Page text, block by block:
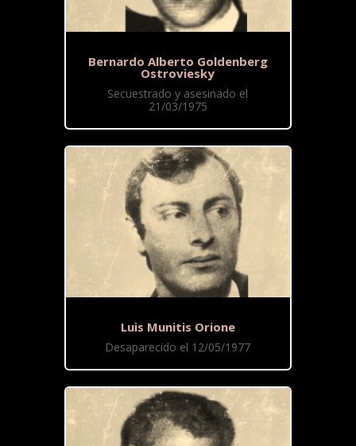
Bernardo Alberto Goldenberg
Ostroviesky
Secuestrado y asesinado el
21/03/1975
Luis Munitis Orione
Desaparecido el 12/05/1977